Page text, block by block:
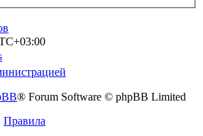
® Forum Software © phpBB Limited
Правила